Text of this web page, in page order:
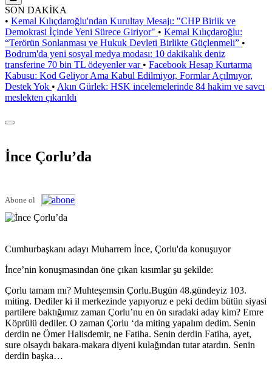
SON DAKİKA
• Kemal Kılıçdaroğlu'ndan Kurultay Mesajı: "CHP Birlik ve
Demokrasi İçinde Yeni Sürece Giriyor" • Kemal Kılıçdaroğlu:
“Terörün Sonlanması ve Hukuk Devleti Birlikte Güçlenmeli” •
Bodrum'da yeni sosyal medya modası: 10 dakikalık deniz
transferine 70 bin TL ödeyenler var • Facebook Hesap Kurtarma
Kabusu: Kod Geliyor Ama Kabul Edilmiyor, Formlar Açılmıyor,
Destek Yok • Akın Gürlek: HSK incelemelerinde 84 hakim ve savcı
meslekten çıkarıldı
İnce Çorlu’da
Abone ol
Cumhurbaşkanı adayı Muharrem İnce, Çorlu'da konuşuyor
İnce’nin konuşmasından öne çıkan kısımlar şu şekilde:
Çorlu tamam mı? Muhteşemsin Çorlu.Bugün 48.gündeyiz 103.
miting. Dediler ki il merkezinde yapıyoruz e peki dedim bütün siyasi
partilere baktığımız zaman Çorlu’nu en ön sıradaki aday kim? Emre
Köprülü dediler. O zaman Çorlu ‘da miting yapalım dedim. Senin
derdin ne Ömer Halisdemir, ne Fatiha. Senin derdin Fatiha, ayet,
sure olsaydı bakara-makara diyeni kulağından tutar atardın. Senin
derdin başka…